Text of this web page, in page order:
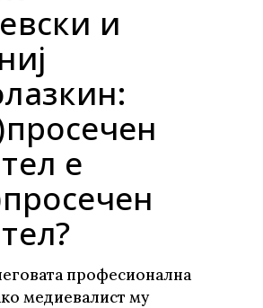
и
е
професионална
медиевалист му